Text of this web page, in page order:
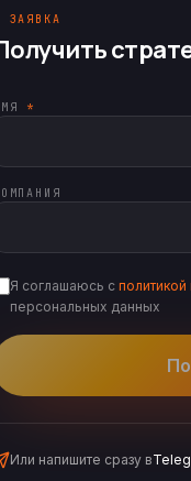
ЗАЯВКА
*
Я соглашаюсь с
персональных данных
Или напишите сразу в